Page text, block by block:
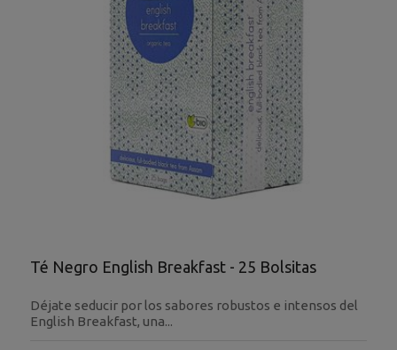
Té Negro English Breakfast - 25 Bolsitas
Déjate seducir por los sabores robustos e intensos del
English Breakfast, una...